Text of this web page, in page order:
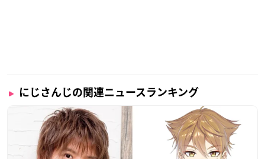
にじさんじの関連ニュースランキング